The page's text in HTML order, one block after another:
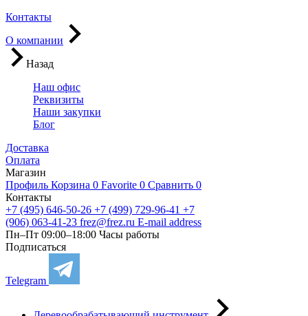
Контакты
О компании
Назад
Наш офис
Реквизиты
Наши закупки
Блог
Доставка
Оплата
Магазин
Профиль Корзина 0 Favorite 0 Сравнить 0
Контакты
+7 (495) 646-50-26 +7 (499) 729-96-41 +7
(906) 063-41-23 frez@frez.ru E-mail address
Пн–Пт 09:00–18:00 Часы работы
Подписаться
Telegram